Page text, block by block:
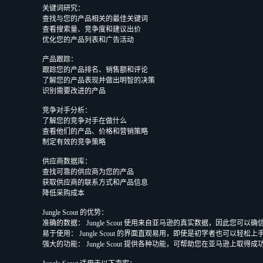
关键词研究：
查找与您的产品相关的最佳关键词
查看搜索量、竞争度和建议出价
优化您的产品列表和广告活动
产品跟踪：
跟踪您的产品排名、销售额和评论
了解您的产品表现并做出明智的决策
识别需要改进的产品
竞争对手分析：
了解您的竞争对手在做什么
查看他们的产品、价格和营销策略
制定有效的竞争策略
供应商数据库：
查找可靠的供应商为您的产品
获取供应商的联系方式和产品信息
降低采购成本
Jungle Scout 的优势：
准确的数据： Jungle Scout 使用来自亚马逊的真实数据，因此您可以确
易于使用： Jungle Scout 的界面直观易用，即使是初学者也可以轻松上手
强大的功能： Jungle Scout 提供各种功能，可帮助您在亚马逊上取得成功